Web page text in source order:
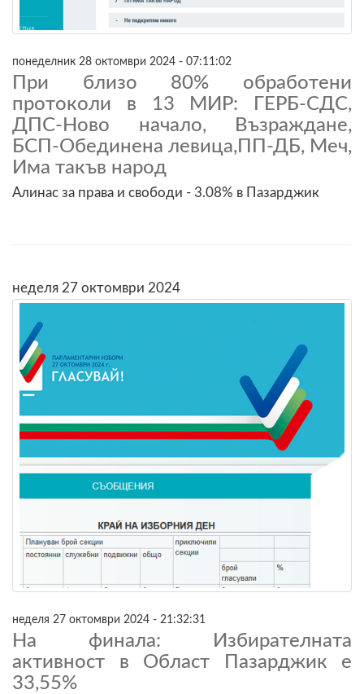
понеделник 28 октомври 2024 - 07:11:02
При близо 80% обработени
протоколи в 13 МИР: ГЕРБ-СДС,
ДПС-Ново начало, Възраждане,
БСП-Обединена левица,ПП-ДБ, Меч,
Има такъв народ
Алинас за права и свободи - 3.08% в Пазарджик
неделя 27 октомври 2024
неделя 27 октомври 2024 - 21:32:31
На финала: Избирателната
активност в Област Пазарджик е
33,55%